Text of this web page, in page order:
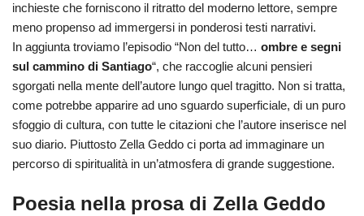
inchieste che forniscono il ritratto del moderno lettore, sempre
meno propenso ad immergersi in ponderosi testi narrativi.
In aggiunta troviamo l’episodio “Non del tutto… ombre e segni
sul cammino di Santiago“, che raccoglie alcuni pensieri
sgorgati nella mente dell’autore lungo quel tragitto. Non si tratta,
come potrebbe apparire ad uno sguardo superficiale, di un puro
sfoggio di cultura, con tutte le citazioni che l’autore inserisce nel
suo diario. Piuttosto Zella Geddo ci porta ad immaginare un
percorso di spiritualità in un’atmosfera di grande suggestione.
Poesia nella prosa di Zella Geddo